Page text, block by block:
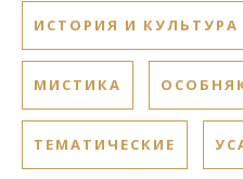
ИСТОРИЯ И КУЛЬТУРА
МИСТИКА
ТЕМАТИЧЕСКИЕ